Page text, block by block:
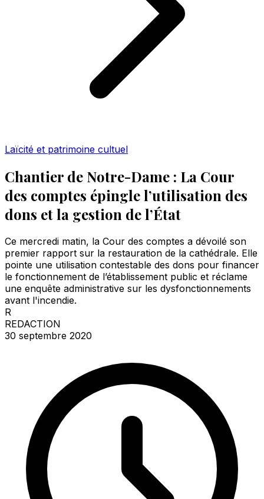
Laïcité et patrimoine cultuel
Chantier de Notre-Dame : La Cour
des comptes épingle l’utilisation des
dons et la gestion de l’État
Ce mercredi matin, la Cour des comptes a dévoilé son
premier rapport sur la restauration de la cathédrale. Elle
pointe une utilisation contestable des dons pour financer
le fonctionnement de l’établissement public et réclame
une enquête administrative sur les dysfonctionnements
avant l'incendie.
R
REDACTION
30 septembre 2020